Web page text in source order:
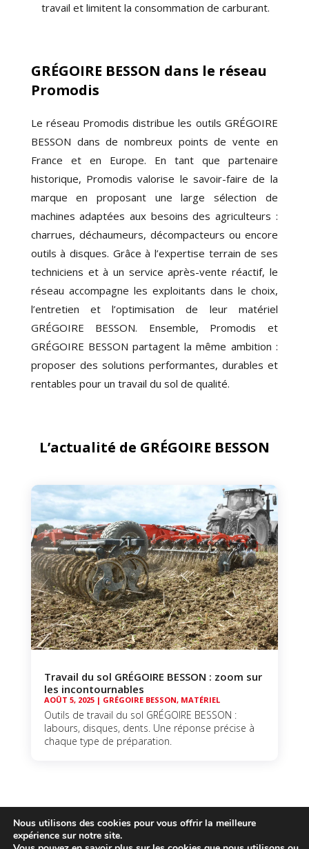
travail et limitent la consommation de carburant.
GRÉGOIRE BESSON dans le réseau
Promodis
Le réseau Promodis distribue les outils GRÉGOIRE
BESSON dans de nombreux points de vente en
France et en Europe. En tant que partenaire
historique, Promodis valorise le savoir-faire de la
marque en proposant une large sélection de
machines adaptées aux besoins des agriculteurs :
charrues, déchaumeurs, décompacteurs ou encore
outils à disques. Grâce à l’expertise terrain de ses
techniciens et à un service après-vente réactif, le
réseau accompagne les exploitants dans le choix,
l’entretien et l’optimisation de leur matériel
GRÉGOIRE BESSON. Ensemble, Promodis et
GRÉGOIRE BESSON partagent la même ambition :
proposer des solutions performantes, durables et
rentables pour un travail du sol de qualité.
L’actualité de GRÉGOIRE BESSON
Travail du sol GRÉGOIRE BESSON : zoom sur
les incontournables
AOÛT 5, 2025| GRÉGOIRE BESSON, MATÉRIEL
Outils de travail du sol GRÉGOIRE BESSON :
labours, disques, dents. Une réponse précise à
chaque type de préparation.
Nous utilisons des cookies pour vous offrir la meilleure
expérience sur notre site.